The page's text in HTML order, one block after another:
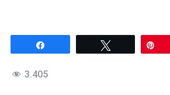
Twittear
3.405